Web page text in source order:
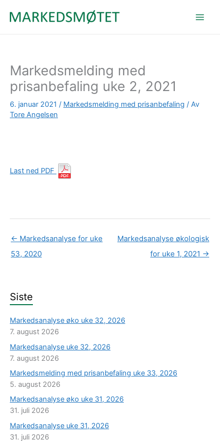
Markedsmelding med
prisanbefaling uke 2, 2021
6. januar 2021 / Markedsmelding med prisanbefaling / Av
Tore Angelsen
Last ned PDF
← Markedsanalyse for uke
53, 2020
Markedsanalyse økologisk
for uke 1, 2021 →
Siste
Markedsanalyse øko uke 32, 2026
7. august 2026
Markedsanalyse uke 32, 2026
7. august 2026
Markedsmelding med prisanbefaling uke 33, 2026
5. august 2026
Markedsanalyse øko uke 31, 2026
31. juli 2026
Markedsanalyse uke 31, 2026
31. juli 2026